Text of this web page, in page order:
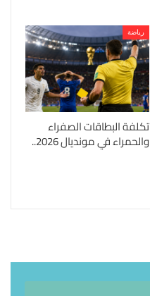
رياضة
تكلفة البطاقات الصفراء
والحمراء في مونديال 2026..